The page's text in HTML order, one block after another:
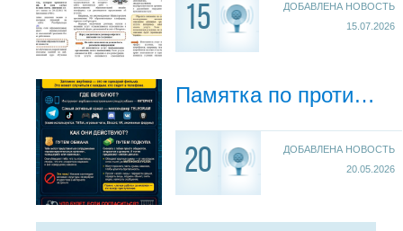
15
ДОБАВЛЕНА НОВОСТЬ
15.07.2026
Памятка по противодействию вербовке несовершеннолетних
20
ДОБАВЛЕНА НОВОСТЬ
20.05.2026